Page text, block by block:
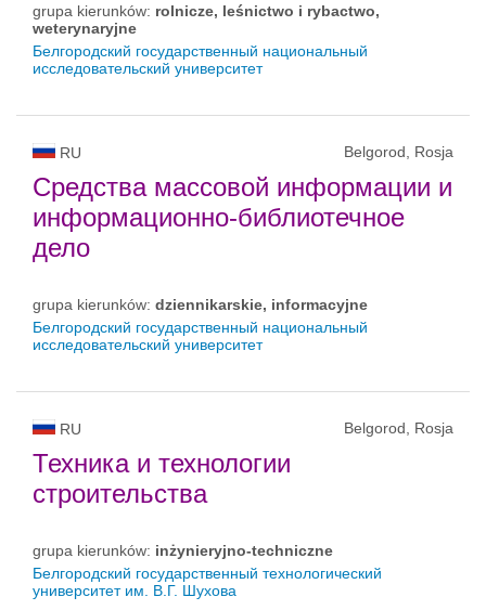
grupa kierunków: rolnicze, leśnictwo i rybactwo,
weterynaryjne
Белгородский государственный национальный
исследовательский университет
RU Belgorod, Rosja
Средства массовой информации и
информационно-библиотечное
дело
grupa kierunków: dziennikarskie, informacyjne
Белгородский государственный национальный
исследовательский университет
RU Belgorod, Rosja
Техника и технологии
строительства
grupa kierunków: inżynieryjno-techniczne
Белгородский государственный технологический
университет им. В.Г. Шухова